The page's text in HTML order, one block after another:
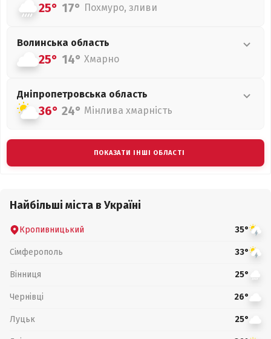
25° 17° Похмуро, зливи
Волинська область
25° 14° Хмарно
Дніпропетровська область
36° 24° Мінлива хмарність
ПОКАЗАТИ ІНШІ ОБЛАСТІ
Найбільші міста в Україні
Кропивницький 35°
Сімферополь 33°
Вінниця 25°
Чернівці 26°
Луцьк 25°